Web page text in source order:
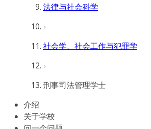
法律与社会科学
社会学、社会工作与犯罪学
刑事司法管理学士
介绍
关于学校